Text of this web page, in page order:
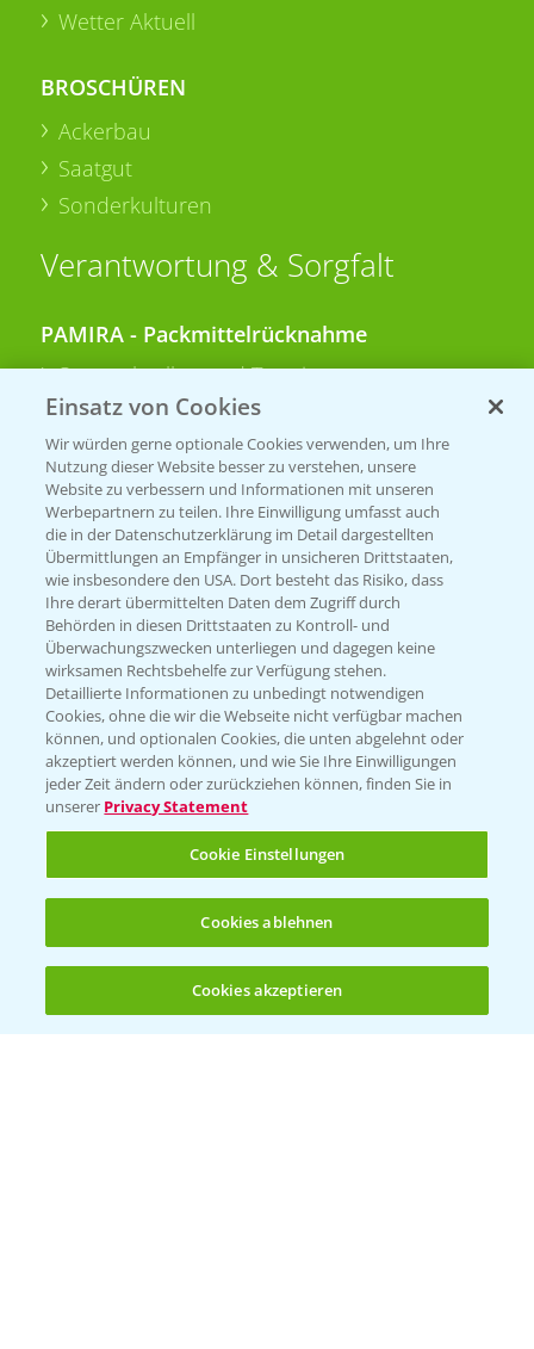
(noch 4)
Wetter Aktuell
BROSCHÜREN
Ackerbau
Saatgut
Sonderkulturen
Verantwortung & Sorgfalt
PAMIRA - Packmittelrücknahme
Sammelstellen und Termine
PRE - Chemikalien sicher entsorgen
Sammelstellen und Termine
Kontakt & Notfall
Beratung auf WhatsApp
T.+49 (0)174 346 564 1
KONTAKT
Hilfe in Notfällen
T.+49 (0)214/30-20220
Folgen Sie uns
Einsatz von Cookies
Wir würden gerne optionale Cookies verwenden, um Ihre
Nutzung dieser Website besser zu verstehen, unsere
Website zu verbessern und Informationen mit unseren
Werbepartnern zu teilen. Ihre Einwilligung umfasst auch
die in der Datenschutzerklärung im Detail dargestellten
Übermittlungen an Empfänger in unsicheren Drittstaaten,
wie insbesondere den USA. Dort besteht das Risiko, dass
Ihre derart übermittelten Daten dem Zugriff durch
Behörden in diesen Drittstaaten zu Kontroll- und
Überwachungszwecken unterliegen und dagegen keine
wirksamen Rechtsbehelfe zur Verfügung stehen.
Detaillierte Informationen zu unbedingt notwendigen
Cookies, ohne die wir die Webseite nicht verfügbar machen
können, und optionalen Cookies, die unten abgelehnt oder
akzeptiert werden können, und wie Sie Ihre Einwilligungen
jeder Zeit ändern oder zurückziehen können, finden Sie in
unserer Privacy Statement
Cookie Einstellungen
Cookies ablehnen
Cookies akzeptieren